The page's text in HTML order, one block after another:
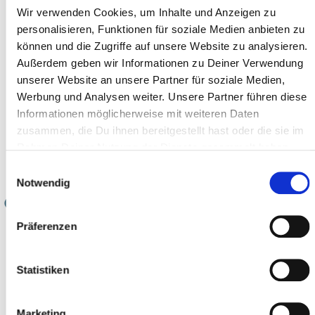
Wir verwenden Cookies, um Inhalte und Anzeigen zu
personalisieren, Funktionen für soziale Medien anbieten zu
können und die Zugriffe auf unsere Website zu analysieren.
Außerdem geben wir Informationen zu Deiner Verwendung
unserer Website an unsere Partner für soziale Medien,
Werbung und Analysen weiter. Unsere Partner führen diese
Informationen möglicherweise mit weiteren Daten
zusammen, die Du ihnen bereitgestellt hast oder die sie im
Notwendig
Präferenzen
Statistiken
NOS PRODUITS